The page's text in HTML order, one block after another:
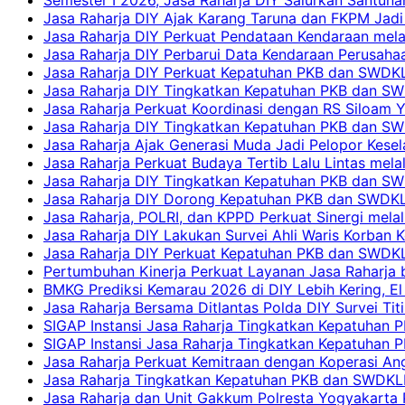
Jasa Raharja DIY Ajak Karang Taruna dan FKPM
Jasa Raharja DIY Perkuat Pendataan Kendaraan
Jasa Raharja DIY Perbarui Data Kendaraan
Jasa Raharja DIY Perkuat Kepatuhan PKB dan
Jasa Raharja DIY Tingkatkan Kepatuhan PKB dan
Jasa Raharja Perkuat Koordinasi dengan RS
Jasa Raharja DIY Tingkatkan Kepatuhan PKB dan
Jasa Raharja Ajak Generasi Muda Jadi Pelopor
Jasa Raharja Perkuat Budaya Tertib Lalu Lintas
Jasa Raharja DIY Tingkatkan Kepatuhan PKB dan
Jasa Raharja DIY Dorong Kepatuhan PKB dan
Jasa Raharja, POLRI, dan KPPD Perkuat Sinergi
Jasa Raharja DIY Lakukan Survei Ahli Waris Korban
Jasa Raharja DIY Perkuat Kepatuhan PKB dan
Pertumbuhan Kinerja Perkuat Layanan Jasa Raharja
BMKG Prediksi Kemarau 2026 di DIY Lebih Kering,
Jasa Raharja Bersama Ditlantas Polda DIY Survei
SIGAP Instansi Jasa Raharja Tingkatkan Kepatuhan
SIGAP Instansi Jasa Raharja Tingkatkan Kepatuhan
Jasa Raharja Perkuat Kemitraan dengan Koperasi
Jasa Raharja Tingkatkan Kepatuhan PKB dan
Jasa Raharja dan Unit Gakkum Polresta